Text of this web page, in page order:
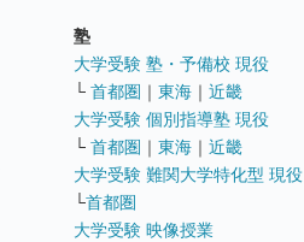
塾
大学受験 塾・予備校 現役
└ 首都圏 ｜ 東海 ｜ 近畿
大学受験 個別指導塾 現役
└ 首都圏 ｜ 東海 ｜ 近畿
大学受験 難関大学特化型 現役
└首都圏
大学受験 映像授業